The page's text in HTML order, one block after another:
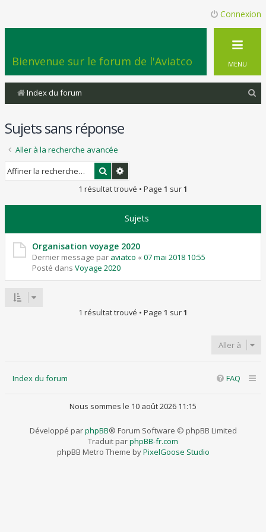
Connexion
Bienvenue sur le forum de l'Aviatco MENU
Index du forum
h
Sujets sans réponse
Aller à la recherche avancée
Rechercher
1 résultat trouvé • Page 1 sur1
Sujets
Organisation voyage 2020
Dernier message par aviatco « 07 mai 2018 10:55
Posté dans Voyage 2020
1 résultat trouvé • Page 1 sur1
Aller à
Index du forum FAQ
Nous sommes le 10 août 2026 11:15
Développé parphpBB® Forum Software © phpBB Limited
Traduit parphpBB-fr.com
phpBB Metro Theme byPixelGoose Studio